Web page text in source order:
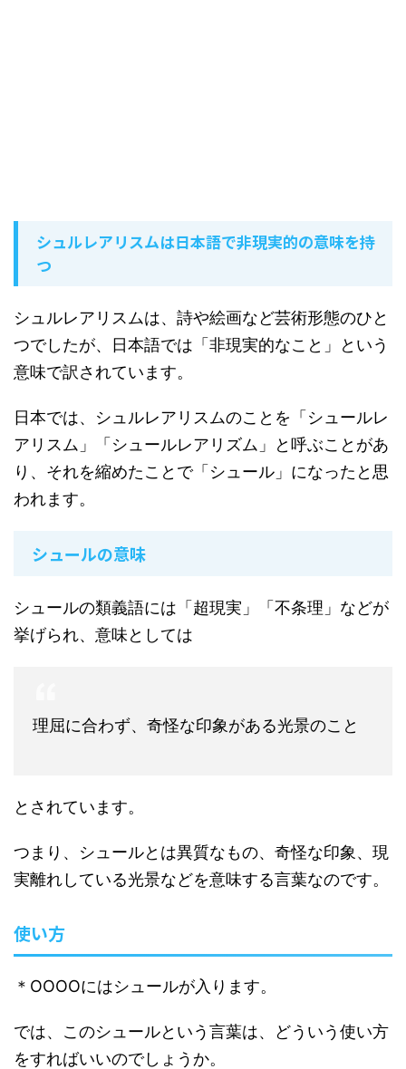
シュルレアリスムは日本語で非現実的の意味を持
つ
シュルレアリスムは、詩や絵画など芸術形態のひと
つでしたが、日本語では「非現実的なこと」という
意味で訳されています。
日本では、シュルレアリスムのことを「シュールレ
アリスム」「シュールレアリズム」と呼ぶことがあ
り、それを縮めたことで「シュール」になったと思
われます。
シュールの意味
シュールの類義語には「超現実」「不条理」などが
挙げられ、意味としては
理屈に合わず、奇怪な印象がある光景のこと
とされています。
つまり、シュールとは異質なもの、奇怪な印象、現
実離れしている光景などを意味する言葉なのです。
使い方
＊OOOOにはシュールが入ります。
では、このシュールという言葉は、どういう使い方
をすればいいのでしょうか。